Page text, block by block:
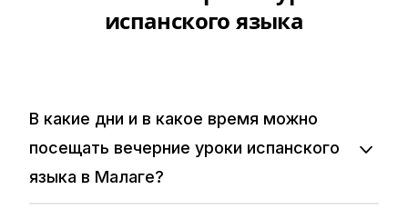
испанского языка
В какие дни и в какое время можно
посещать вечерние уроки испанского
языка в Малаге?